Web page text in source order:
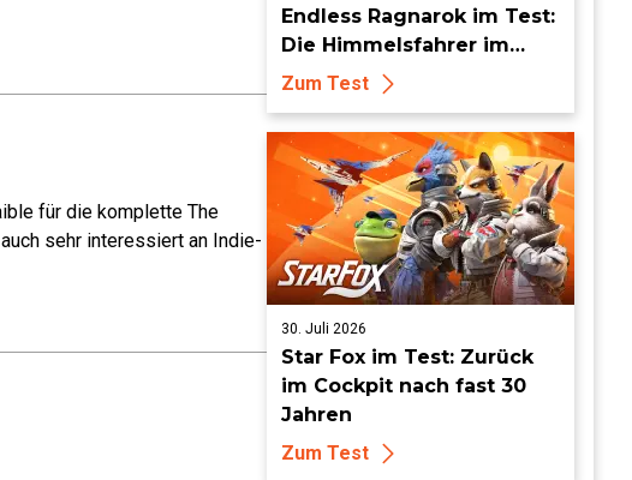
für die komplette The
sehr interessiert an Indie-
Endless Ragnarok im Test:
Die Himmelsfahrer im
endlosen Endgame
Zum Test
30. Juli 2026
Star Fox im Test: Zurück
im Cockpit nach fast 30
Jahren
Zum Test